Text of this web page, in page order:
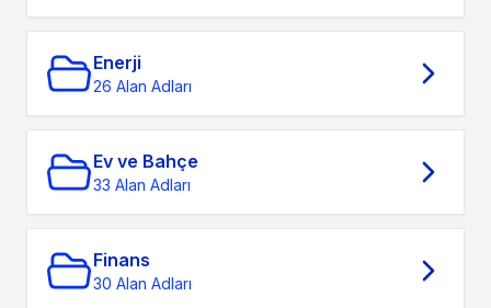
Enerji
26 Alan Adları
Ev ve Bahçe
33 Alan Adları
Finans
30 Alan Adları